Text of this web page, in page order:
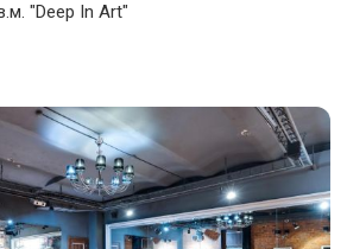
"Deep In Art"